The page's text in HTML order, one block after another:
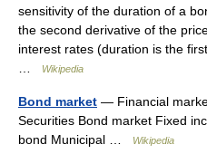
sensitivity of the duration of a
the second derivative of the
interest rates (duration is the
Wikipedia
Bond market — Financial
Securities Bond market Fixed
bond Municipal …
Wikipedia